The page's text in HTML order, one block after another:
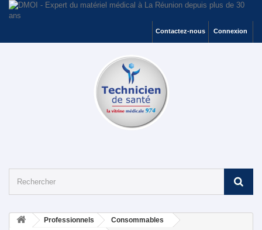
Connexion
Contactez-nous
Professionnels
Consommables